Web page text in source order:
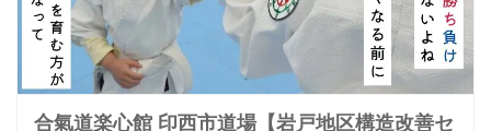
合氣道楽心館 印西市道場【岩戸地区構造改善セ